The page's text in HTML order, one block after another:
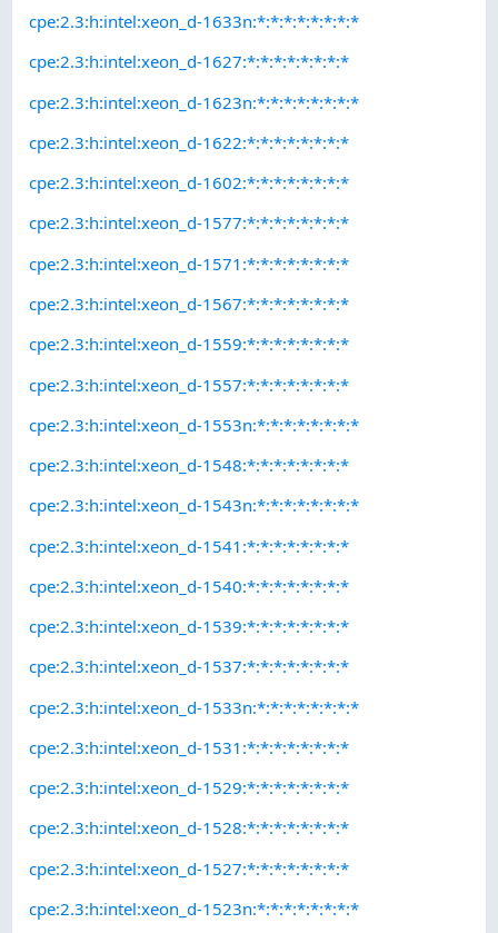
cpe:2.3:h:intel:xeon_d-1633n:*:*:*:*:*:*:*:*
cpe:2.3:h:intel:xeon_d-1627:*:*:*:*:*:*:*:*
cpe:2.3:h:intel:xeon_d-1623n:*:*:*:*:*:*:*:*
cpe:2.3:h:intel:xeon_d-1622:*:*:*:*:*:*:*:*
cpe:2.3:h:intel:xeon_d-1602:*:*:*:*:*:*:*:*
cpe:2.3:h:intel:xeon_d-1577:*:*:*:*:*:*:*:*
cpe:2.3:h:intel:xeon_d-1571:*:*:*:*:*:*:*:*
cpe:2.3:h:intel:xeon_d-1567:*:*:*:*:*:*:*:*
cpe:2.3:h:intel:xeon_d-1559:*:*:*:*:*:*:*:*
cpe:2.3:h:intel:xeon_d-1557:*:*:*:*:*:*:*:*
cpe:2.3:h:intel:xeon_d-1553n:*:*:*:*:*:*:*:*
cpe:2.3:h:intel:xeon_d-1548:*:*:*:*:*:*:*:*
cpe:2.3:h:intel:xeon_d-1543n:*:*:*:*:*:*:*:*
cpe:2.3:h:intel:xeon_d-1541:*:*:*:*:*:*:*:*
cpe:2.3:h:intel:xeon_d-1540:*:*:*:*:*:*:*:*
cpe:2.3:h:intel:xeon_d-1539:*:*:*:*:*:*:*:*
cpe:2.3:h:intel:xeon_d-1537:*:*:*:*:*:*:*:*
cpe:2.3:h:intel:xeon_d-1533n:*:*:*:*:*:*:*:*
cpe:2.3:h:intel:xeon_d-1531:*:*:*:*:*:*:*:*
cpe:2.3:h:intel:xeon_d-1529:*:*:*:*:*:*:*:*
cpe:2.3:h:intel:xeon_d-1528:*:*:*:*:*:*:*:*
cpe:2.3:h:intel:xeon_d-1527:*:*:*:*:*:*:*:*
cpe:2.3:h:intel:xeon_d-1523n:*:*:*:*:*:*:*:*